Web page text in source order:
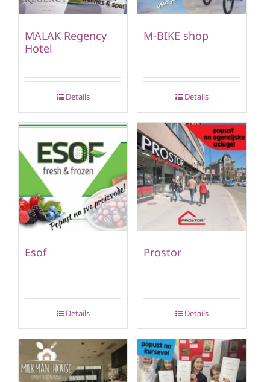
MALAK Regency
Hotel
Details
M-BIKE shop
Details
Esof
Details
Prostor
Details